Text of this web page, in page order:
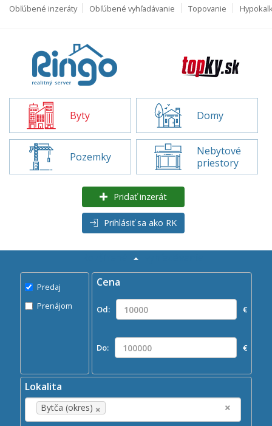
Obľúbené inzeráty Obľúbené vyhľadávanie Topovanie
Byty Domy
Pozemky
Nebytové
priestory
Pridať inzerát
Prihlásiť sa ako RK
×
Hľadaj
Predaj
Prenájom
Cena
Od: €
Do: €
Lokalita
×
×
Bytča (okres)